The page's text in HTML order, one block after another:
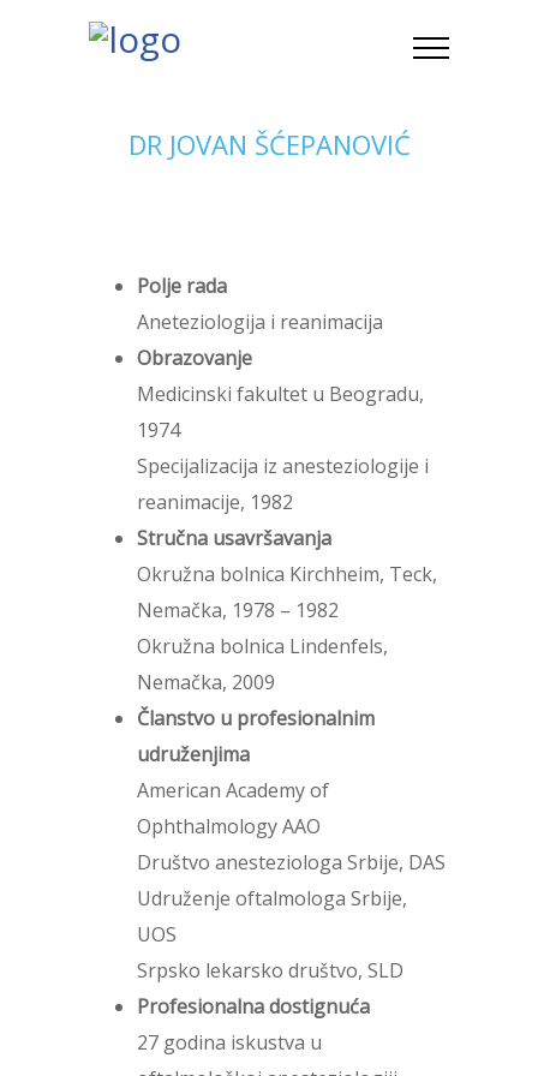
DR JOVAN ŠĆEPANOVIĆ
Polje rada
Aneteziologija i reanimacija
Obrazovanje
Medicinski fakultet u Beogradu,
1974
Specijalizacija iz anesteziologije i
reanimacije, 1982
Stručna usavršavanja
Okružna bolnica Kirchheim, Teck,
Nemačka, 1978 – 1982
Okružna bolnica Lindenfels,
Nemačka, 2009
Članstvo u profesionalnim
udruženjima
American Academy of
Ophthalmology AAO
Društvo anesteziologa Srbije, DAS
Udruženje oftalmologa Srbije,
UOS
Srpsko lekarsko društvo, SLD
Profesionalna dostignuća
27 godina iskustva u